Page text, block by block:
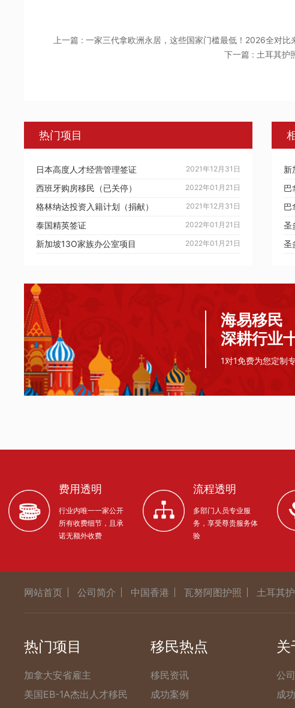
上一篇 : 一家三代拿欧洲永居，这些国家门槛最低！2026全对比
下一篇 : 土耳其护
热门项目
2021年12月31日
日本高度人才经营管理签证
2022年01月21日
西班牙购房移民（已关停）
2021年12月31日
格林纳达投资入籍计划（捐献）
2022年01月21日
泰国精英签证
2022年01月21日
新加坡13O家族办公室项目
新
巴
巴
圣
圣
海易移民
深耕行业
1对1免费为您定制
费用透明
行业内唯一一家公开
所有收费细节，且承
诺无额外收费
流程透明
多部门人员专业服
务，享受尊贵服务体
验
网站首页 公司简介 中国香港 瓦努阿图护照 土耳其
热门项目
加拿大安省雇主
美国EB-1A杰出人才移民
移民热点
移民资讯
成功案例
关
公
成